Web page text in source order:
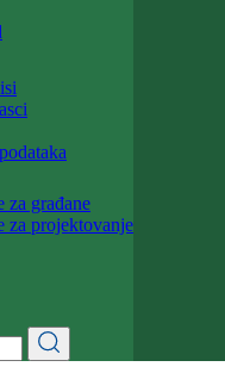
za projektovanje